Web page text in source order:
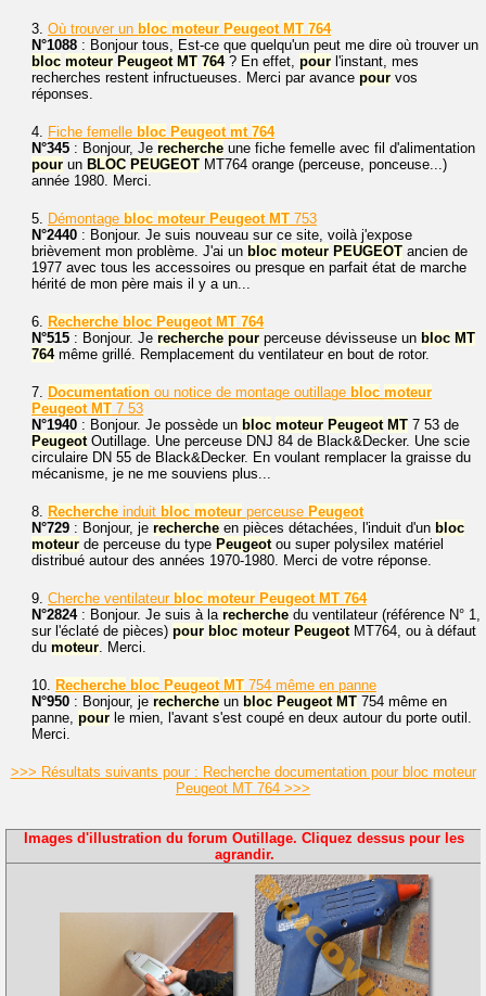
3. Où trouver un bloc moteur Peugeot MT 764
N°1088 : Bonjour tous, Est-ce que quelqu'un peut me dire où trouver un
bloc moteur Peugeot MT 764? En effet, pour l'instant, mes
recherches restent infructueuses. Merci par avance pour vos
réponses.
4. Fiche femelle bloc Peugeot mt 764
N°345 : Bonjour, Je recherche une fiche femelle avec fil d'alimentation
pour un BLOC PEUGEOT MT764 orange (perceuse, ponceuse...)
année 1980. Merci.
5. Démontage bloc moteur Peugeot MT 753
N°2440 : Bonjour. Je suis nouveau sur ce site, voilà j'expose
brièvement mon problème. J'ai un bloc moteur PEUGEOT ancien de
1977 avec tous les accessoires ou presque en parfait état de marche
hérité de mon père mais il y a un...
6. Recherche bloc Peugeot MT 764
N°515 : Bonjour. Je recherche pour perceuse dévisseuse un bloc MT
764même grillé. Remplacement du ventilateur en bout de rotor.
7. Documentation ou notice de montage outillage bloc moteur
Peugeot MT 7 53
N°1940 : Bonjour. Je possède un bloc moteur Peugeot MT 7 53 de
PeugeotOutillage. Une perceuse DNJ 84 de Black&Decker. Une scie
circulaire DN 55 de Black&Decker. En voulant remplacer la graisse du
mécanisme, je ne me souviens plus...
8. Recherche induit bloc moteur perceuse Peugeot
N°729 : Bonjour, je recherche en pièces détachées, l'induit d'un bloc
moteur de perceuse du type Peugeotou super polysilex matériel
distribué autour des années 1970-1980. Merci de votre réponse.
9. Cherche ventilateur bloc moteur Peugeot MT 764
N°2824: Bonjour. Je suis à la recherche du ventilateur (référence N° 1,
sur l'éclaté de pièces) pour bloc moteur PeugeotMT764, ou à défaut
du moteur. Merci.
10. Recherche bloc Peugeot MT 754 même en panne
N°950 : Bonjour, je recherche un bloc Peugeot MT 754 même en
panne, pour le mien, l'avant s'est coupé en deux autour du porte outil.
Merci.
>>> Résultats suivants pour : Recherche documentation pour bloc moteur
Peugeot MT 764 >>>
Images d'illustration du forum Outillage. Cliquez dessus pour les
agrandir.